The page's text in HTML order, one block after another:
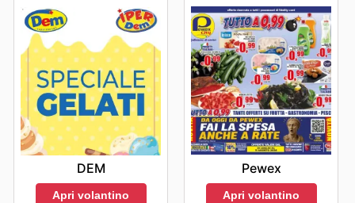
DEM
Apri volantino
Pewex
Apri volantino